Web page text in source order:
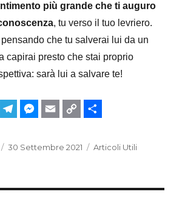
più grande che ti auguro
, tu verso il tuo levriero.
che tu salverai lui da un
capirai presto che stai proprio
sarà lui a salvare te!
e
e
m
o
o
Pubblicato
30 Settembre 2021 Categorie
Articoli Utili